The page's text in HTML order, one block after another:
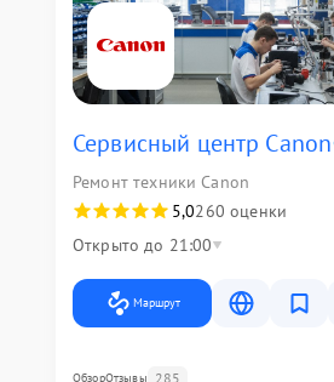
Сервисный центр Canon
Ремонт техники Canon
5,0260 оценки
Открыто до 21:00
Маршрут
ОбзорОтзывы 285